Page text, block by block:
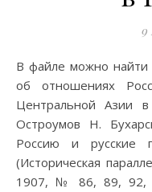
9
В файле можно найти подборку статей с материалами
об отношениях
Центральной Азии в
Остроумов Н.
Россию и русские
(Историческая
1907, № 86, 89, 92,